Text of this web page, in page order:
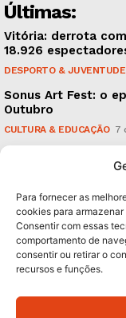
Para fornecer as
cookies para
Consentir com essas
comportamento de
consentir ou retirar o
recursos e funções.
Últimas:
Vitória: derrota
18.926
DESPORTO & JUVENTUDE
Sonus Art Fest: o
Outubro
CULTURA & EDUCAÇÃO 7
Subscreva